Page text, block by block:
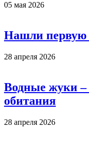
05 мая 2026
Нашли первую
28 апреля 2026
Водные жуки –
обитания
28 апреля 2026